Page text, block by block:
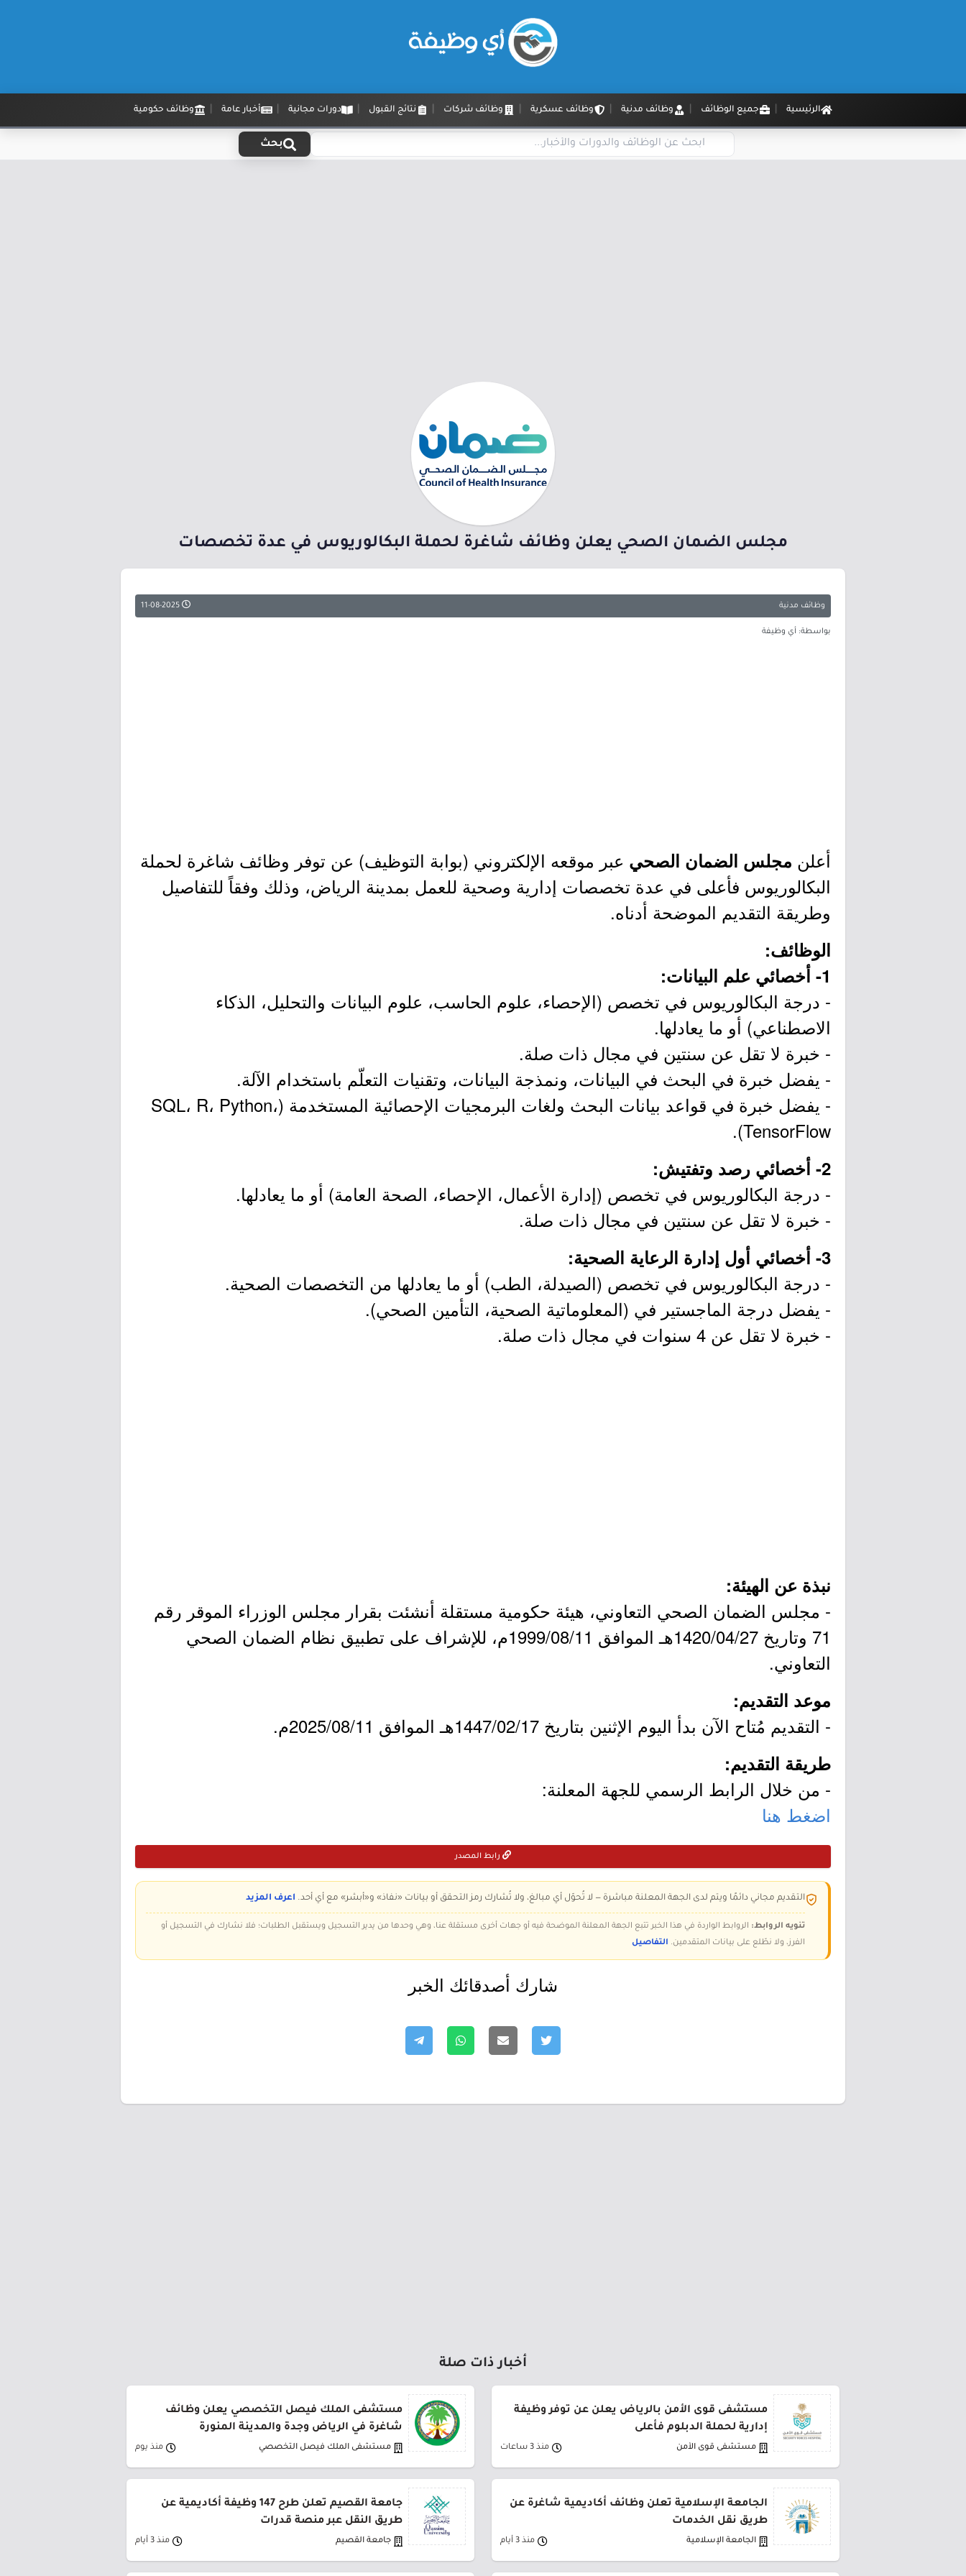
الرئيسية جميع الوظائف وظائف مدنية وظائف عسكرية وظائف شركات نتائج القبول دورات مجانية أخبار عامة وظائف حكومية
بحث
مجلس الضمان الصحي يعلن وظائف شاغرة لحملة البكالوريوس في عدة تخصصات
وظائف مدنية
بواسطة: أي وظيفة
أعلن مجلس الضمان الصحي عبر موقعه الإلكتروني (بوابة التوظيف) عن توفر وظائف شاغرة لحملة
البكالوريوس فأعلى في عدة تخصصات إدارية وصحية للعمل بمدينة الرياض، وذلك وفقاً للتفاصيل
وطريقة التقديم الموضحة أدناه.
الوظائف:
1- أخصائي علم البيانات:
- درجة البكالوريوس في تخصص (الإحصاء، علوم الحاسب، علوم البيانات والتحليل، الذكاء
الاصطناعي) أو ما يعادلها.
- خبرة لا تقل عن سنتين في مجال ذات صلة.
- يفضل خبرة في البحث في البيانات، ونمذجة البيانات، وتقنيات التعلّم باستخدام الآلة.
- يفضل خبرة في قواعد بيانات البحث ولغات البرمجيات الإحصائية المستخدمة (SQL، R، Python،
TensorFlow).
2- أخصائي رصد وتفتيش:
- درجة البكالوريوس في تخصص (إدارة الأعمال، الإحصاء، الصحة العامة) أو ما يعادلها.
- خبرة لا تقل عن سنتين في مجال ذات صلة.
3- أخصائي أول إدارة الرعاية الصحية:
- درجة البكالوريوس في تخصص (الصيدلة، الطب) أو ما يعادلها من التخصصات الصحية.
- يفضل درجة الماجستير في (المعلوماتية الصحية، التأمين الصحي).
- خبرة لا تقل عن 4 سنوات في مجال ذات صلة.
نبذة عن الهيئة:
- مجلس الضمان الصحي التعاوني، هيئة حكومية مستقلة أنشئت بقرار مجلس الوزراء الموقر رقم
71 وتاريخ 1420/04/27هـ الموافق 1999/08/11م، للإشراف على تطبيق نظام الضمان الصحي
التعاوني.
موعد التقديم:
- التقديم مُتاح الآن بدأ اليوم الإثنين بتاريخ 1447/02/17هـ الموافق 2025/08/11م.
طريقة التقديم:
- من خلال الرابط الرسمي للجهة المعلنة:
اضغط هنا
رابط المصدر
التقديم مجاني دائمًا ويتم لدى الجهة المعلنة مباشرة — لا تُحوّل أي مبالغ، ولا تُشارك رمز التحقق أو بيانات «نفاذ» و«أبشر» مع أي أحد. اعرف المزيد
تنويه الروابط: الروابط الواردة في هذا الخبر تتبع الجهة المعلنة الموضحة فيه أو جهات أخرى مستقلة عنا، وهي وحدها من يدير التسجيل ويستقبل الطلبات؛ فلا نشارك في التسجيل أو
الفرز، ولا نطّلع على بيانات المتقدمين. التفاصيل
شارك أصدقائك الخبر
أخبار ذات صلة
مستشفى قوى الأمن بالرياض يعلن عن توفر وظيفة
إدارية لحملة الدبلوم فأعلى
مستشفى قوى الأمن منذ 3 ساعات
مستشفى الملك فيصل التخصصي يعلن وظائف
شاغرة في الرياض وجدة والمدينة المنورة
مستشفى الملك فيصل التخصصي منذ يوم
الجامعة الإسلامية تعلن وظائف أكاديمية شاغرة عن
طريق نقل الخدمات
الجامعة الإسلامية منذ 3 أيام
جامعة القصيم تعلن طرح 147 وظيفة أكاديمية عن
طريق النقل عبر منصة قدرات
جامعة القصيم منذ 3 أيام